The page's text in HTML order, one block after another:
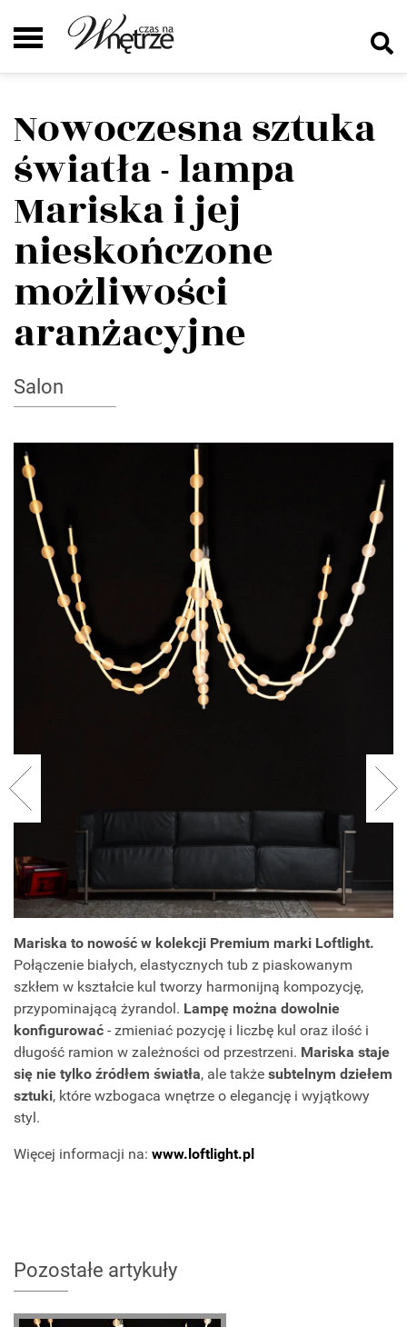
Nowoczesna sztuka
światła - lampa
Mariska i jej
nieskończone
możliwości
aranżacyjne
Salon
Mariska to nowość w kolekcji Premium marki Loftlight.
Połączenie białych, elastycznych tub z piaskowanym
szkłem w kształcie kul tworzy harmonijną kompozycję,
przypominającą żyrandol. Lampę można dowolnie
konfigurować - zmieniać pozycję i liczbę kul oraz ilość i
długość ramion w zależności od przestrzeni. Mariska staje
się nie tylko źródłem światła, ale także subtelnym dziełem
sztuki, które wzbogaca wnętrze o elegancję i wyjątkowy
styl.
Więcej informacji na: www.loftlight.pl
Pozostałe artykuły